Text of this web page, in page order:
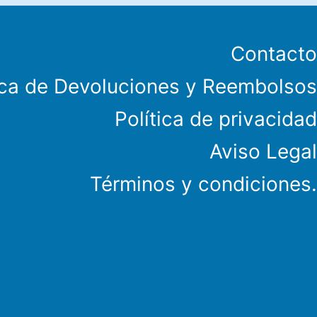
Contacto
de Devoluciones y Reembolsos
Política de privacidad
Aviso Legal
Términos y condiciones.